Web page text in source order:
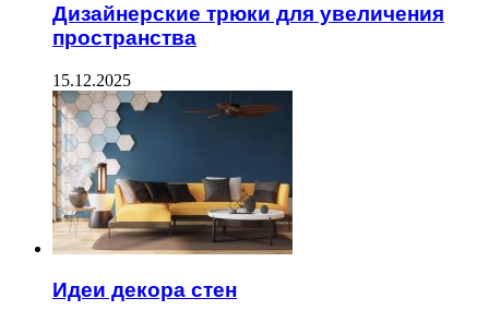
Дизайнерские трюки для увеличения
пространства
15.12.2025
Идеи декора стен